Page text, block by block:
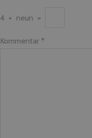
4 + neun =
Kommentar *